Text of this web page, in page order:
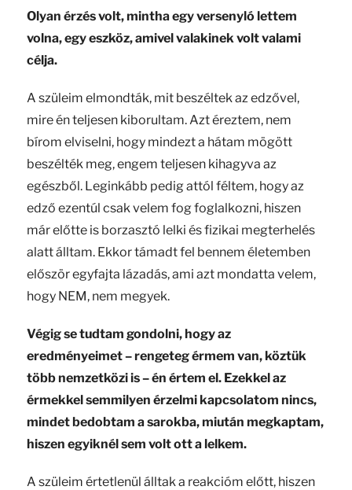
Olyan érzés volt, mintha egy versenyló lettem
volna, egy eszköz, amivel valakinek volt valami
célja.
A szüleim elmondták, mit beszéltek az edzővel,
mire én teljesen kiborultam. Azt éreztem, nem
bírom elviselni, hogy mindezt a hátam mögött
beszélték meg, engem teljesen kihagyva az
egészből. Leginkább pedig attól féltem, hogy az
edző ezentúl csak velem fog foglalkozni, hiszen
már előtte is borzasztó lelki és fizikai megterhelés
alatt álltam. Ekkor támadt fel bennem életemben
először egyfajta lázadás, ami azt mondatta velem,
hogy NEM, nem megyek.
Végig se tudtam gondolni, hogy az
eredményeimet – rengeteg érmem van, köztük
több nemzetközi is – én értem el. Ezekkel az
érmekkel semmilyen érzelmi kapcsolatom nincs,
mindet bedobtam a sarokba, miután megkaptam,
hiszen egyiknél sem volt ott a lelkem.
A szüleim értetlenül álltak a reakcióm előtt, hiszen